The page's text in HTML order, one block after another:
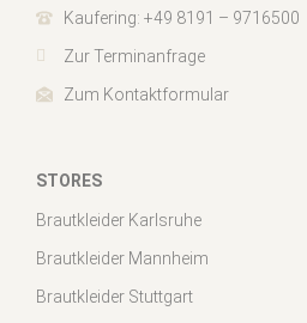
Kaufering: +49 8191 – 9716500
Zur Terminanfrage
Zum Kontaktformular
STORES
Brautkleider Karlsruhe
Brautkleider Mannheim
Brautkleider Stuttgart